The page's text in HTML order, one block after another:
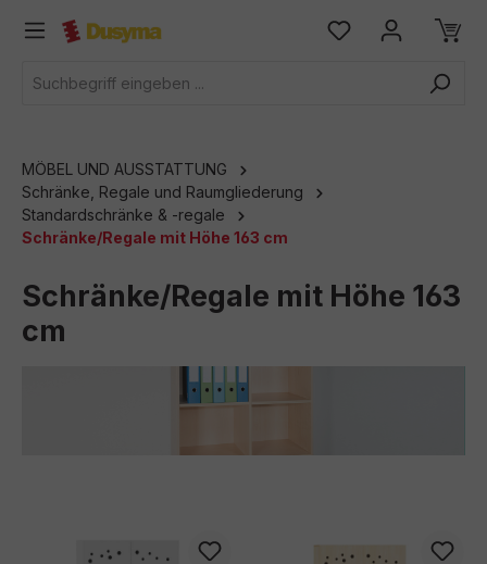
springen
MÖBEL UND AUSSTATTUNG
Schränke, Regale und Raumgliederung
Standardschränke & -regale
Schränke/Regale mit Höhe 163 cm
Schränke/Regale mit Höhe 163
cm